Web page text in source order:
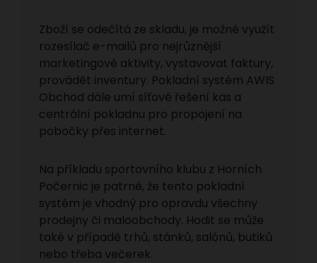
Zboží se odečítá ze skladu, je možné využít
rozesílač e-mailů pro nejrůznější
marketingové aktivity, vystavovat faktury,
provádět inventury. Pokladní systém AWIS
Obchod dále umí síťové řešení kas a
centrální pokladnu pro propojení na
pobočky přes internet.
Na příkladu sportovního klubu z Horních
Počernic je patrné, že tento pokladní
systém je vhodný pro opravdu všechny
prodejny či maloobchody. Hodit se může
také v případě trhů, stánků, salónů, butiků
nebo třeba večerek.